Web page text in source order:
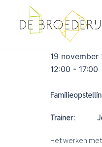
19 november
12:00 - 17:00
Trainer:
Het werken